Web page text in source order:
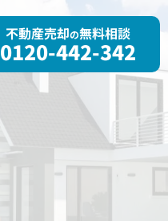
不動産売却の無料相談
0120-442-342